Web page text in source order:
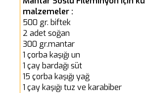
malzemeler :
500 gr. biftek
2 adet soğan
300 gr.mantar
1 çorba kaşığı un
1 çay bardağı süt
15 çorba kaşığı yağ
1 çay kaşığı tuz ve karabiber